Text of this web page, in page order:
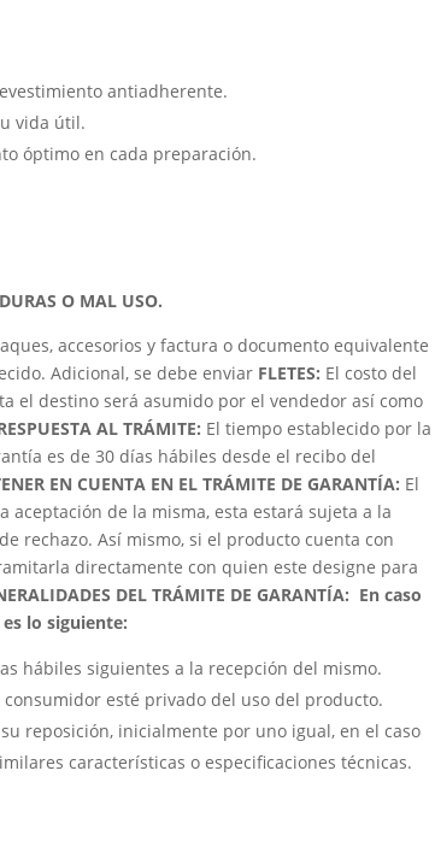
antiadherente.
vida útil.
óptimo en cada preparación.
O MAL USO.
accesorios y factura o documento equivalente
Adicional, se debe enviar FLETES: El costo del
el destino será asumido por el vendedor así como
AL TRÁMITE: El tiempo establecido por la
es de 30 días hábiles desde el recibo del
EN CUENTA EN EL TRÁMITE DE GARANTÍA: El
de la misma, esta estará sujeta a la
rechazo. Así mismo, si el producto cuenta con
directamente con quien este designe para
DEL TRÁMITE DE GARANTÍA: En caso
lo siguiente:
hábiles siguientes a la recepción del mismo.
esté privado del uso del producto.
reposición, inicialmente por uno igual, en el caso
características o especificaciones técnicas.